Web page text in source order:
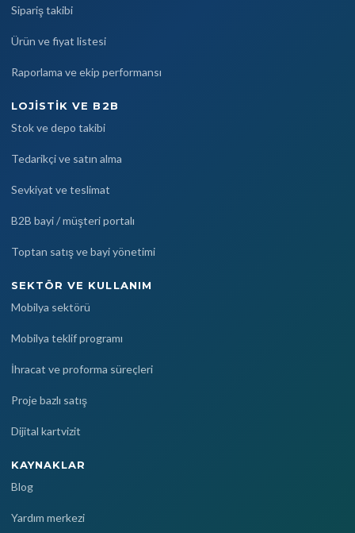
Sipariş takibi
Ürün ve fiyat listesi
Raporlama ve ekip performansı
LOJISTIK VE B2B
Stok ve depo takibi
Tedarikçi ve satın alma
Sevkiyat ve teslimat
B2B bayi / müşteri portalı
Toptan satış ve bayi yönetimi
SEKTÖR VE KULLANIM
Mobilya sektörü
Mobilya teklif programı
İhracat ve proforma süreçleri
Proje bazlı satış
Dijital kartvizit
KAYNAKLAR
Blog
Yardım merkezi